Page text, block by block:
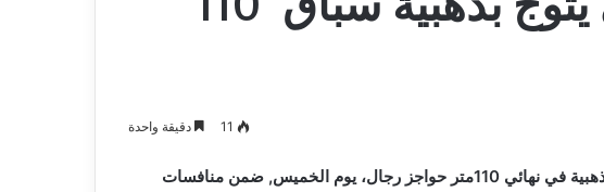
11 دقيقة واحدة
توج العداء الجزائري أمين بوعناني بالميدالية الذهبية في نهائي 110متر حواجز رجال، يوم الخميس, ضمن منافسات